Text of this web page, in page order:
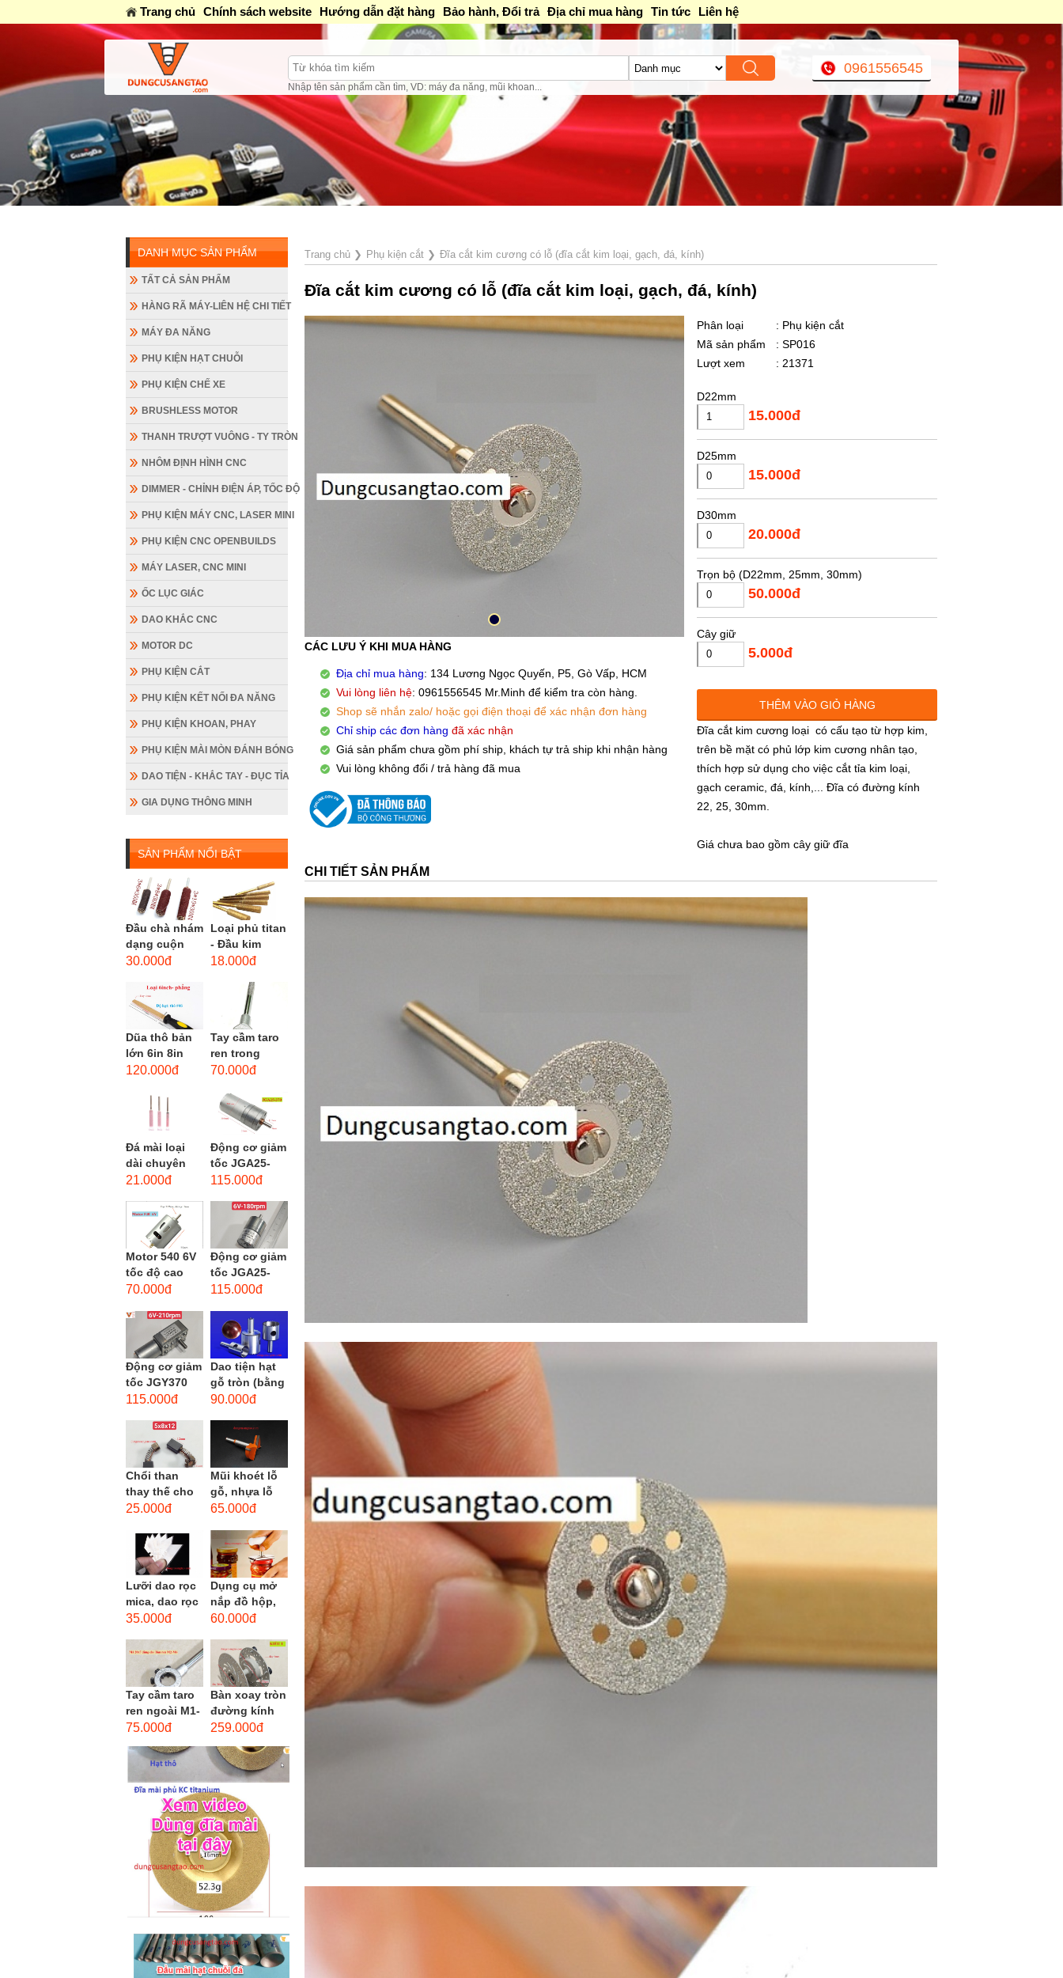
Trang chủ Chính sách website Hướng dẫn đặt hàng Bảo hành, Đổi trả Địa chỉ mua hàng Tin tức Liên hệ
Nhập tên sản phẩm cần tìm, VD: máy đa năng, mũi khoan...
0961556545
DANH MỤC SẢN PHẨM
TẤT CẢ SẢN PHẨM
HÀNG RÃ MÁY-LIÊN HỆ CHI TIẾT
MÁY ĐA NĂNG
PHỤ KIỆN HẠT CHUỖI
PHỤ KIỆN CHẾ XE
BRUSHLESS MOTOR
THANH TRƯỢT VUÔNG - TY TRÒN
NHÔM ĐỊNH HÌNH CNC
DIMMER - CHỈNH ĐIỆN ÁP, TỐC ĐỘ
PHỤ KIỆN MÁY CNC, LASER MINI
PHỤ KIỆN CNC OPENBUILDS
MÁY LASER, CNC MINI
ỐC LỤC GIÁC
DAO KHẮC CNC
MOTOR DC
PHỤ KIỆN CẮT
PHỤ KIỆN KẾT NỐI ĐA NĂNG
PHỤ KIỆN KHOAN, PHAY
PHỤ KIỆN MÀI MÒN ĐÁNH BÓNG
DAO TIỆN - KHẮC TAY - ĐỤC TỈA
GIA DỤNG THÔNG MINH
SẢN PHẨM NỔI BẬT
Đầu chà nhám
dạng cuộn
loại dài gắn
cốt 3mm
đầu...
30.000đ
Loại phủ titan
- Đầu kim
cương hình
(mũi mài...
18.000đ
Dũa thô bản
lớn 6in 8in
phẳng - độ
120.000đ
Tay cầm taro
ren trong
dùng cho mũi
M12
70.000đ
Đá mài loại
dài chuyên
dùng mài
loại, đá mài
cạnh,...
21.000đ
Động cơ giảm
tốc JGA25-
370 3-12 VDC.
mini JGA25-
115.000đ
Motor 540 6V
tốc độ cao
20.000 vòng/
torque
70.000đ
Động cơ giảm
tốc JGA25-
310 6-12 VDC.
mini JGA25-
310
115.000đ
Động cơ giảm
tốc JGY370
DC bánh răng
men xoắn
cao...
115.000đ
Dao tiện hạt
gỗ tròn (bằng
thép trắng)
90.000đ
Chổi than
thay thế cho
động cơ, chổi
motor máy
khoan,...
25.000đ
Mũi khoét lỗ
gỗ, nhựa lỗ
lớn D40mm-
opener)
65.000đ
Lưỡi dao rọc
mica, dao rọc
cáp hình
35.000đ
Dụng cụ mở
nắp đồ hộp,
mở nắp lon
đường kính...
60.000đ
Tay cầm taro
ren ngoài M1-
M1.8 (mã
vặn Bàn ren
75.000đ
Bàn xoay tròn
đường kính
22cm bằng
259.000đ
Trang chủ❯ Phụ kiện cắt❯ Đĩa cắt kim cương có lỗ (đĩa cắt kim loại, gạch, đá, kính)
Đĩa cắt kim cương có lỗ (đĩa cắt kim loại, gạch, đá, kính)
CÁC LƯU Ý KHI MUA HÀNG
Địa chỉ mua hàng: 134 Lương Ngọc Quyến, P5, Gò Vấp, HCM
Vui lòng liên hệ: 0961556545 Mr.Minh để kiểm tra còn hàng.
Shop sẽ nhắn zalo/ hoặc gọi điện thoại để xác nhận đơn hàng
Chỉ ship các đơn hàng đã xác nhận
Giá sản phẩm chưa gồm phí ship, khách tự trả ship khi nhận hàng
Vui lòng không đổi / trả hàng đã mua
Phân loại
: Phụ kiện cắt
Mã sản phẩm
: SP016
Lượt xem
: 21371
D22mm
15.000đ
D25mm
15.000đ
D30mm
20.000đ
Trọn bộ (D22mm, 25mm, 30mm)
50.000đ
Cây giữ
5.000đ
THÊM VÀO GIỎ HÀNG
Đĩa cắt kim cương loại có cấu tạo từ hợp kim,
trên bề mặt có phủ lớp kim cương nhân tạo,
thích hợp sử dụng cho việc cắt tỉa kim loại,
gạch ceramic, đá, kính,... Đĩa có đường kính
22, 25, 30mm.
Giá chưa bao gồm cây giữ đĩa
CHI TIẾT SẢN PHẨM